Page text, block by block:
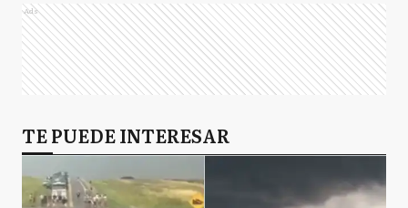
Ads
TE PUEDE INTERESAR